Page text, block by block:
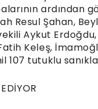
ardından
Resul Şahan,
Aykut
Keleş,
107 tutuklu